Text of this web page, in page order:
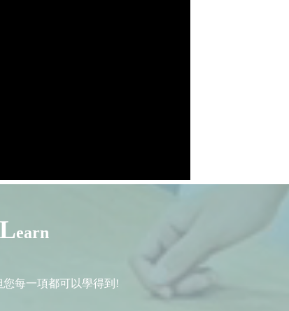
Learn
每一項都可以學得到!